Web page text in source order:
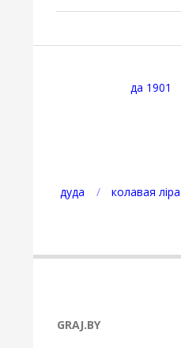
08-
да 1901
дуда колавая ліра
GRAJ.BY